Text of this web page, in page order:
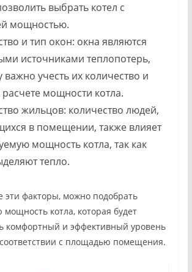
выбрать котел с
мощностью.
и тип окон: окна являются
источниками теплопотерь,
важно учесть их количество и
мощности котла.
жильцов: количество людей,
в помещении, также влияет
мощность котла, так как
тепло.
эти факторы, можно подобрать
котла, которая будет
комфортный и эффективный уровень
с площадью помещения.